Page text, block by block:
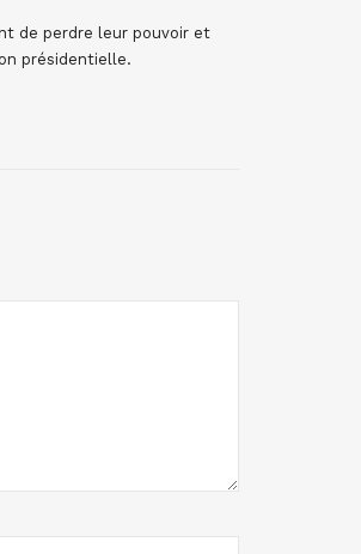
de perdre leur pouvoir et
présidentielle.